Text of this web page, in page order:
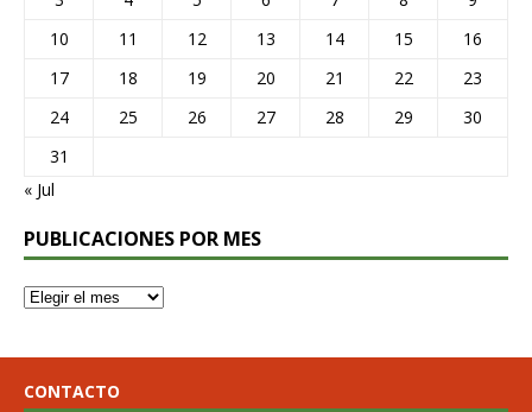
10
11 12 13 14 15
16
17
18 19 20 21 22
23
24
25 26 27 28 29
30
31
« Jul
PUBLICACIONES POR MES
CONTACTO